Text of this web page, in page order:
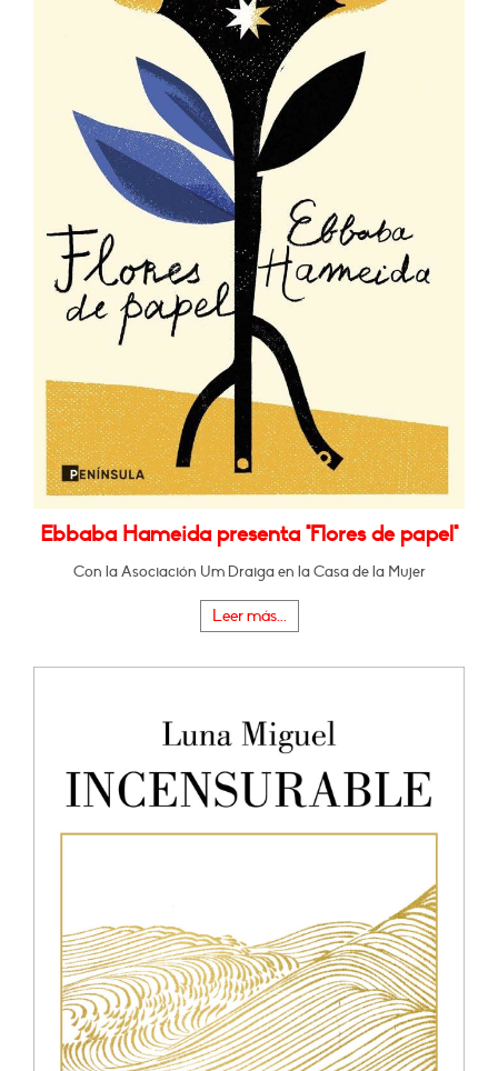
Ebbaba Hameida presenta "Flores de papel"
Con la Asociación Um Draiga en la Casa de la Mujer
Leer más...